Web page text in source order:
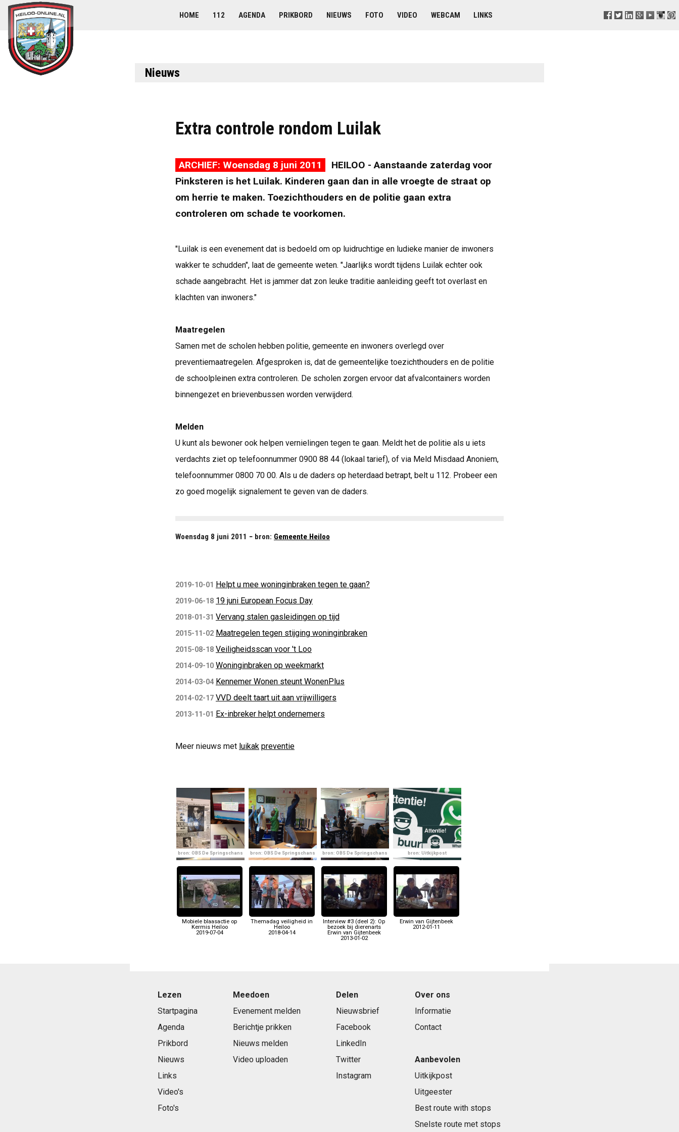
HOME 112 AGENDA PRIKBORD NIEUWS FOTO VIDEO WEBCAM LINKS
Nieuws
Extra controle rondom Luilak
ARCHIEF: Woensdag 8 juni 2011
HEILOO - Aanstaande zaterdag voor
Pinksteren is het Luilak. Kinderen gaan dan in alle vroegte de straat op
om herrie te maken. Toezichthouders en de politie gaan extra
controleren om schade te voorkomen.
"Luilak is een evenement dat is bedoeld om op luidruchtige en ludieke manier de inwoners
wakker te schudden", laat de gemeente weten. "Jaarlijks wordt tijdens Luilak echter ook
schade aangebracht. Het is jammer dat zon leuke traditie aanleiding geeft tot overlast en
klachten van inwoners."
Maatregelen
Samen met de scholen hebben politie, gemeente en inwoners overlegd over
preventiemaatregelen. Afgesproken is, dat de gemeentelijke toezichthouders en de politie
de schoolpleinen extra controleren. De scholen zorgen ervoor dat afvalcontainers worden
binnengezet en brievenbussen worden verwijderd.
Melden
U kunt als bewoner ook helpen vernielingen tegen te gaan. Meldt het de politie als u iets
verdachts ziet op telefoonnummer 0900 88 44 (lokaal tarief), of via Meld Misdaad Anoniem,
telefoonnummer 0800 70 00. Als u de daders op heterdaad betrapt, belt u 112. Probeer een
zo goed mogelijk signalement te geven van de daders.
Woensdag 8 juni 2011 − bron: Gemeente Heiloo
2019-10-01 Helpt u mee woninginbraken tegen te gaan?
2019-06-18 19 juni European Focus Day
2018-01-31 Vervang stalen gasleidingen op tijd
2015-11-02 Maatregelen tegen stijging woninginbraken
2015-08-18 Veiligheidsscan voor 't Loo
2014-09-10 Woninginbraken op weekmarkt
2014-03-04 Kennemer Wonen steunt WonenPlus
2014-02-17 VVD deelt taart uit aan vrijwilligers
2013-11-01 Ex-inbreker helpt ondernemers
Meer nieuws met luikak preventie
bron: OBS De Springschans bron: OBS De Springschans bron: OBS De Springschans bron: Uitkijkpost
Mobiele blaasactie op
Kermis Heiloo
2019-07-04
Themadag veiligheid in
Heiloo
2018-04-14
Interview #3 (deel 2): Op
bezoek bij dierenarts
Erwin van Gijtenbeek
2013-01-02
Erwin van Gijtenbeek
2012-01-11
Lezen
Startpagina
Agenda
Prikbord
Nieuws
Links
Video's
Foto's
Meedoen
Evenement melden
Berichtje prikken
Nieuws melden
Video uploaden
Delen
Nieuwsbrief
Facebook
LinkedIn
Twitter
Instagram
Over ons
Informatie
Contact
Aanbevolen
Uitkijkpost
Uitgeester
Best route with stops
Snelste route met stops